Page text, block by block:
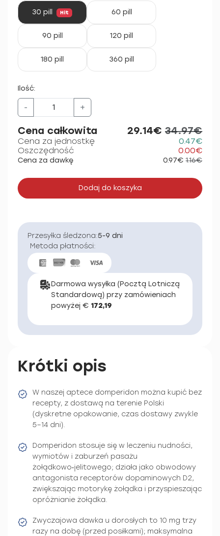
30 pill Hit 60 pill
90 pill 120 pill
180 pill 360 pill
Ilość:
- +
Cena całkowita 29.14€ 34.97€
Cena za jednostkę
0.47€
Oszczędność
0.00€
Cena za dawkę 0.97€ 1.16€
Dodaj do koszyka
Przesyłka śledzona:5-9 dni
Metoda płatności:
Darmowa wysyłka (Pocztą Lotniczą
Standardową) przy zamówieniach
powyżej € 172,19
Krótki opis
W naszej aptece domperidon można kupić bez
recepty, z dostawą na terenie Polski
(dyskretne opakowanie, czas dostawy zwykle
5–14 dni).
Domperidon stosuje się w leczeniu nudności,
wymiotów i zaburzeń pasażu
żołądkowo‑jelitowego; działa jako obwodowy
antagonista receptorów dopaminowych D2,
zwiększając motorykę żołądka i przyspieszając
opróżnianie żołądka.
Zwyczajowa dawka u dorosłych to 10 mg trzy
razy na dobę (przed posiłkami); maksymalna